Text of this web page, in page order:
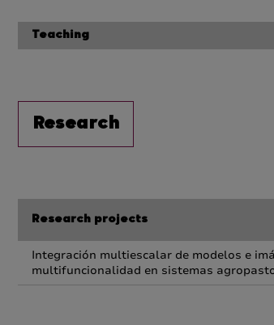
Teaching
Research
Research projects
Integración multiescalar de modelos e
multifuncionalidad en sistemas